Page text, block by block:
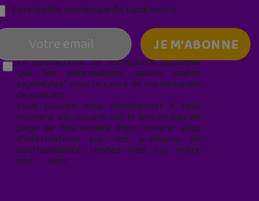
Parentalité numérique (le lundi matin)
En soumettant ce formulaire, j’accepte
que les informations saisies soient
exploitées* dans le cadre de ma demande
de contact.
Vous pouvez vous désabonner à tout
moment en cliquant sur le lien en bas de
page de nos emails. Pour obtenir plus
d'informations sur nos pratiques de
confidentialité, rendez-vous sur notre
site web